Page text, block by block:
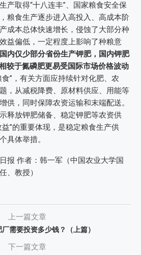
产取得“十八连丰”、国家粮食安全保
粮食生产逐步进入高投入、高成本阶
成本总体快速增长，侵蚀了大部分种
益偏低，一定程度上影响了种粮意
国内仅少部分省份生产钾肥，国内钾肥
较于氮磷肥更易受国际市场价格波动
”，有关方面应持续针对化肥、农
，从减税降费、原材料供应、用能等
供，同时保障农资运输和末端配送。
释放钾肥储备、稳定钾肥等农资供
”的重要体现，是稳定粮食生产供
具体举措。
报 作者：韩一军（中国农业大学国
、教授）
上一篇文章
需要投资多少钱？（上篇）
下一篇文章